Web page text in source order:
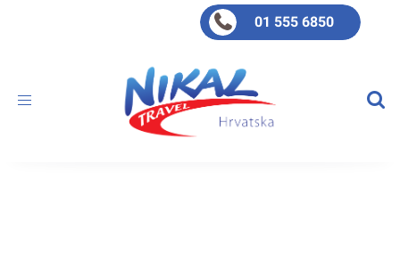
01 555 6850
Toggle